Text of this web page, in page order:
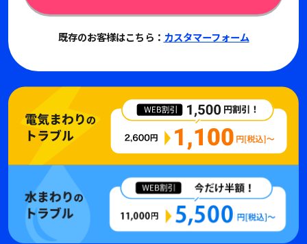
既存のお客様はこちら： カスタマーフォーム